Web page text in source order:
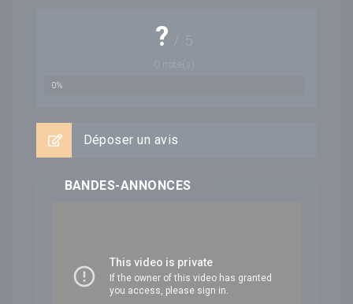
? / 5
note(s)
0%
Déposer un avis
BANDES-ANNONCES